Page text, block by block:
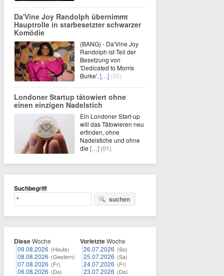
Da'Vine Joy Randolph übernimmt
Hauptrolle in starbesetzter schwarzer
Komödie
(BANG) - Da'Vine Joy
Randolph ist Teil der
Besetzung von
'Dedicated to Morris
Burke'. […] (00)
Londoner Startup tätowiert ohne
einen einzigen Nadelstich
Ein Londoner Start-up
will das Tätowieren neu
erfinden, ohne
Nadelstiche und ohne
die […] (01)
Suchbegriff
suchen
DieseWoche
09.08.2026 (Heute)
08.08.2026 (Gestern)
07.08.2026 (Fr)
06.08.2026 (Do)
VorletzteWoche
26.07.2026 (So)
25.07.2026 (Sa)
24.07.2026 (Fr)
23.07.2026 (Do)